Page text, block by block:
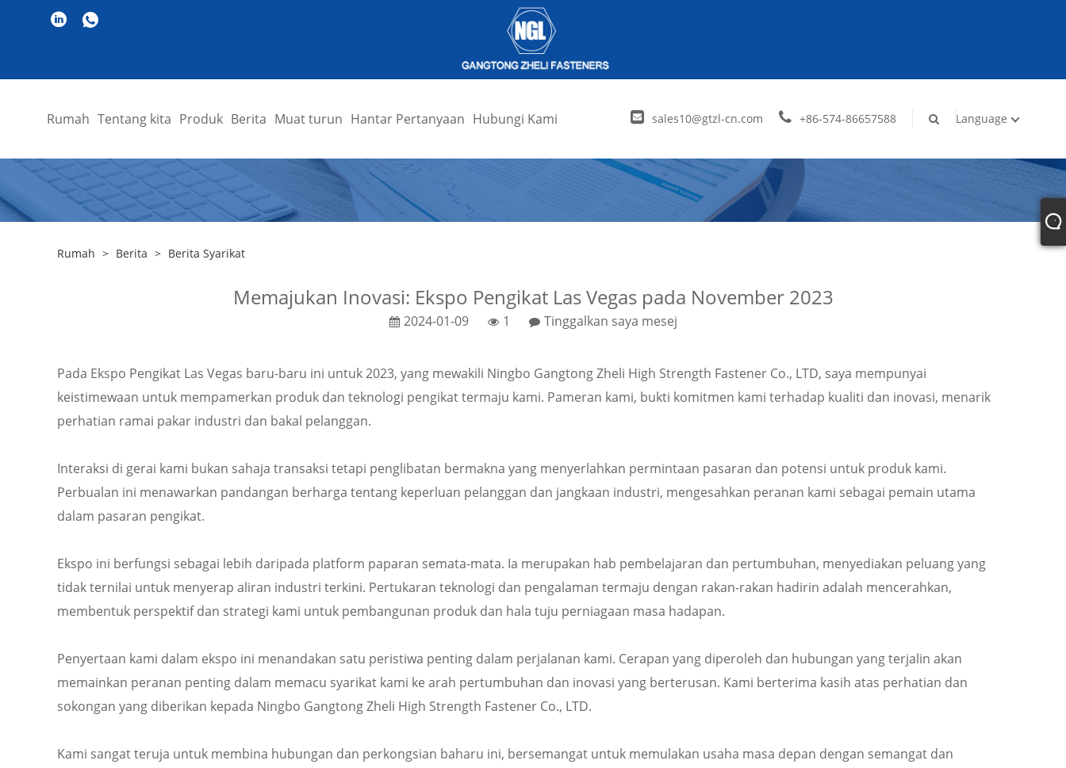
Rumah Tentang kita Produk Berita Muat turun Hantar Pertanyaan Hubungi Kami sales10@gtzl-cn.com +86-574-86657588 Language
Rumah > Berita > Berita Syarikat
Memajukan Inovasi: Ekspo Pengikat Las Vegas pada November 2023
2024-01-09 1 Tinggalkan saya mesej
Pada Ekspo Pengikat Las Vegas baru-baru ini untuk 2023, yang mewakili Ningbo Gangtong Zheli High Strength Fastener Co., LTD, saya mempunyai
keistimewaan untuk mempamerkan produk dan teknologi pengikat termaju kami. Pameran kami, bukti komitmen kami terhadap kualiti dan inovasi, menarik
perhatian ramai pakar industri dan bakal pelanggan.
Interaksi di gerai kami bukan sahaja transaksi tetapi penglibatan bermakna yang menyerlahkan permintaan pasaran dan potensi untuk produk kami.
Perbualan ini menawarkan pandangan berharga tentang keperluan pelanggan dan jangkaan industri, mengesahkan peranan kami sebagai pemain utama
dalam pasaran pengikat.
Ekspo ini berfungsi sebagai lebih daripada platform paparan semata-mata. Ia merupakan hab pembelajaran dan pertumbuhan, menyediakan peluang yang
tidak ternilai untuk menyerap aliran industri terkini. Pertukaran teknologi dan pengalaman termaju dengan rakan-rakan hadirin adalah mencerahkan,
membentuk perspektif dan strategi kami untuk pembangunan produk dan hala tuju perniagaan masa hadapan.
Penyertaan kami dalam ekspo ini menandakan satu peristiwa penting dalam perjalanan kami. Cerapan yang diperoleh dan hubungan yang terjalin akan
memainkan peranan penting dalam memacu syarikat kami ke arah pertumbuhan dan inovasi yang berterusan. Kami berterima kasih atas perhatian dan
sokongan yang diberikan kepada Ningbo Gangtong Zheli High Strength Fastener Co., LTD.
Kami sangat teruja untuk membina hubungan dan perkongsian baharu ini, bersemangat untuk memulakan usaha masa depan dengan semangat dan